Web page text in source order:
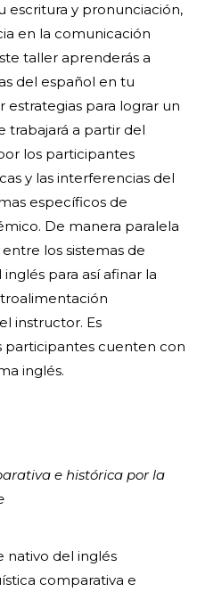
escritura y pronunciación,
en la comunicación
taller aprenderás a
del español en tu
estrategias para lograr un
trabajará a partir del
los participantes
y las interferencias del
específicos de
De manera paralela
los sistemas de
para así afinar la
instructor. Es
participantes cuenten con
inglés.
e histórica por la
nativo del inglés
comparativa e